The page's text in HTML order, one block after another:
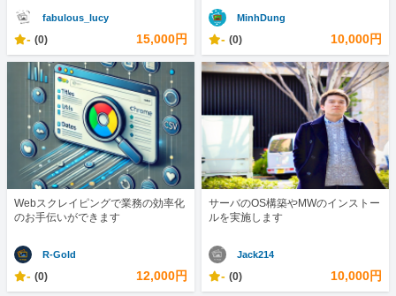
fabulous_lucy
- (0) 15,000円
MinhDung
- (0) 10,000円
Webスクレイピングで業務の効率化
のお手伝いができます
R-Gold
- (0) 12,000円
サーバのOS構築やMWのインストー
ルを実施します
Jack214
- (0) 10,000円